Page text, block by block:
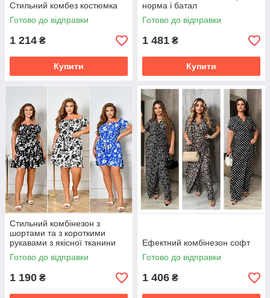
Стильний комбез костюмка
Готово до відправки
1 214 ₴
Купити
норма і батал
Готово до відправки
1 481 ₴
Купити
Стильний комбінезон з
шортами та з короткими
рукавами з якісної тканини
жатка розміри великі
Готово до відправки
1 190 ₴
Ефектний комбінезон софт
Готово до відправки
1 406 ₴